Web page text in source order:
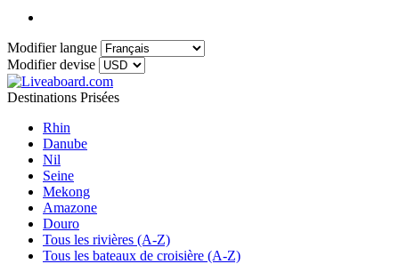
Modifier langue
Modifier devise
Destinations Prisées
Rhin
Danube
Nil
Seine
Mekong
Amazone
Douro
Tous les rivières (A-Z)
Tous les bateaux de croisière (A-Z)